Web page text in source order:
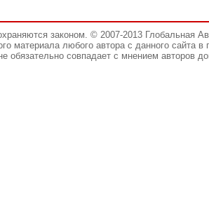
законом. © 2007-2013 Глобальная
материала любого автора с данного сайта
обязательно совпадает с мнением авторов